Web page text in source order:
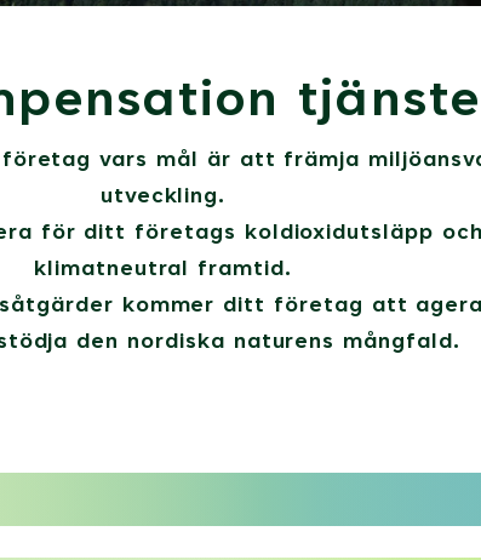
vars mål är att främja
utveckling.
för ditt företags koldioxidutsläpp
klimatneutral framtid.
kommer ditt företag att
den nordiska naturens mångfald.